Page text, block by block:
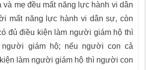
mẹ đều mất năng lực hành vi dân
mất năng lực hành vi dân sự, còn
đủ điều kiện làm người giám hộ thì
giám hộ; nếu người con cả
làm người giám hộ thì người con